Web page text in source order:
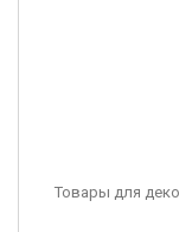
Товары для